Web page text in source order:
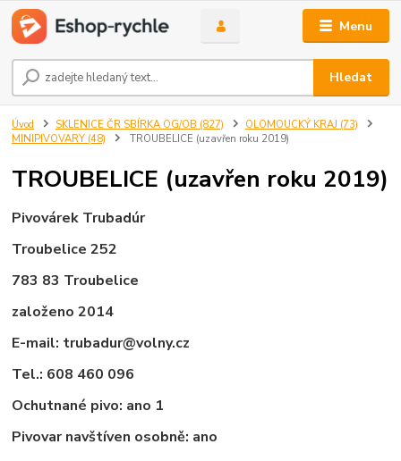
Menu
Hledat
Úvod SKLENICE ČR SBÍRKA OG/OB (827)
OLOMOUCKÝ KRAJ (73)
MINIPIVOVARY (48)
TROUBELICE (uzavřen roku 2019)
TROUBELICE (uzavřen roku 2019)
Pivovárek Trubadúr
Troubelice 252
783 83 Troubelice
založeno 2014
E-mail: trubadur@volny.cz
Tel.: 608 460 096
Ochutnané pivo: ano 1
Pivovar navštíven osobně: ano